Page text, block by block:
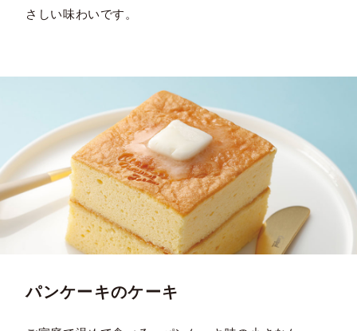
さしい味わいです。
パンケーキのケーキ